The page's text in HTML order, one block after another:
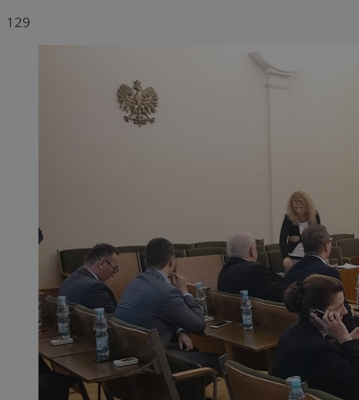
129